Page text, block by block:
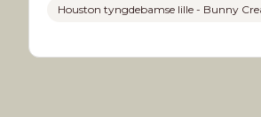
Houston tyngdebamse lille - Bunny